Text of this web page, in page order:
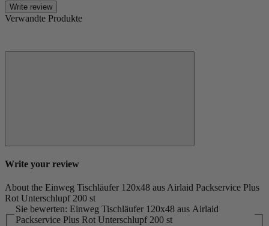
Write review
Verwandte Produkte
Write your review
About the Einweg Tischläufer 120x48 aus Airlaid Packservice Plus
Rot Unterschlupf 200 st
Sie bewerten: Einweg Tischläufer 120x48 aus Airlaid
Packservice Plus Rot Unterschlupf 200 st